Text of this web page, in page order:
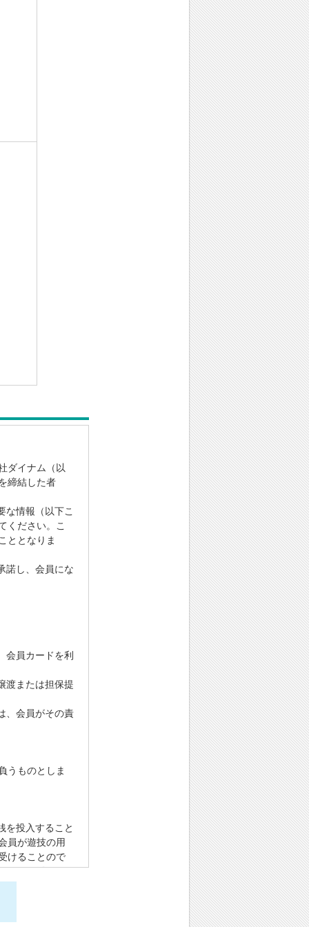
ダイナム（以
締結した者
情報（以下こ
ください。こ
ととなりま
諾し、会員にな
員カードを利
渡または担保提
、会員がその責
うものとしま
投入すること
員が遊技の用
けることので
ータに登録す